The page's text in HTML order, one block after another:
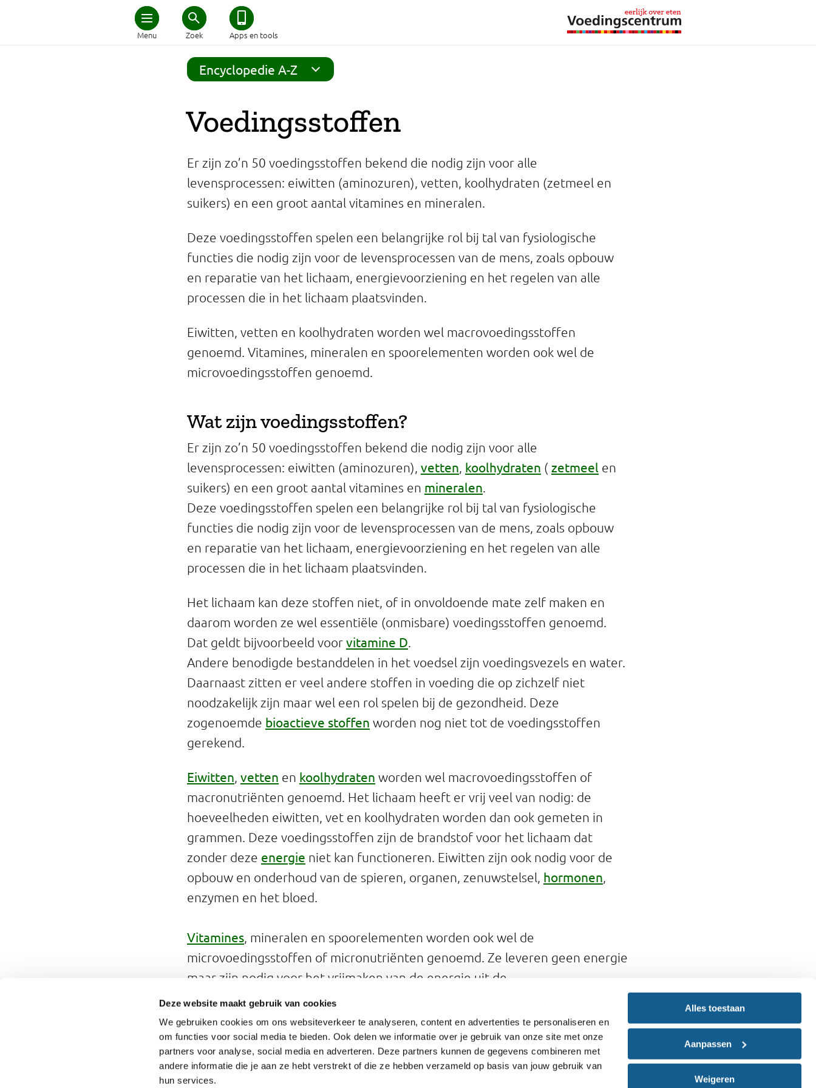
Deze website maakt gebruik van cookies
We gebruiken cookies om ons websiteverkeer te analyseren, content en advertenties te personaliseren en
om functies voor social media te bieden. Ook delen we informatie over je gebruik van onze site met onze
partners voor analyse, social media en adverteren. Deze partners kunnen de gegevens combineren met
andere informatie die je aan ze hebt verstrekt of die ze hebben verzameld op basis van jouw gebruik van
hun services.
Alles toestaan
Aanpassen
Weigeren
Menu Zoek Apps en tools
Home
Schijf van Vijf
Zwanger en kind
Duurzaam eten
Veilig eten
Professionals
Encyclopedie A-Z
Voedingsstoffen
Er zijn zo’n 50 voedingsstoffen bekend die nodig zijn voor alle
levensprocessen: eiwitten (aminozuren), vetten, koolhydraten (zetmeel en
suikers) en een groot aantal vitamines en mineralen.
Deze voedingsstoffen spelen een belangrijke rol bij tal van fysiologische
functies die nodig zijn voor de levensprocessen van de mens, zoals opbouw
en reparatie van het lichaam, energievoorziening en het regelen van alle
processen die in het lichaam plaatsvinden.
Eiwitten, vetten en koolhydraten worden wel macrovoedingsstoffen
genoemd. Vitamines, mineralen en spoorelementen worden ook wel de
microvoedingsstoffen genoemd.
Wat zijn voedingsstoffen?
Er zijn zo’n 50 voedingsstoffen bekend die nodig zijn voor alle
levensprocessen: eiwitten (aminozuren), vetten, koolhydraten ( zetmeel en
suikers) en een groot aantal vitamines en mineralen.
Deze voedingsstoffen spelen een belangrijke rol bij tal van fysiologische
functies die nodig zijn voor de levensprocessen van de mens, zoals opbouw
en reparatie van het lichaam, energievoorziening en het regelen van alle
processen die in het lichaam plaatsvinden.
Het lichaam kan deze stoffen niet, of in onvoldoende mate zelf maken en
daarom worden ze wel essentiële (onmisbare) voedingsstoffen genoemd.
Dat geldt bijvoorbeeld voor vitamine D.
Andere benodigde bestanddelen in het voedsel zijn voedingsvezels en water.
Daarnaast zitten er veel andere stoffen in voeding die op zichzelf niet
noodzakelijk zijn maar wel een rol spelen bij de gezondheid. Deze
zogenoemde bioactieve stoffen worden nog niet tot de voedingsstoffen
gerekend.
Eiwitten, vetten en koolhydraten worden wel macrovoedingsstoffen of
macronutriënten genoemd. Het lichaam heeft er vrij veel van nodig: de
hoeveelheden eiwitten, vet en koolhydraten worden dan ook gemeten in
grammen. Deze voedingsstoffen zijn de brandstof voor het lichaam dat
zonder deze energie niet kan functioneren. Eiwitten zijn ook nodig voor de
opbouw en onderhoud van de spieren, organen, zenuwstelsel, hormonen,
enzymen en het bloed.
Vitamines, mineralen en spoorelementen worden ook wel de
microvoedingsstoffen of micronutriënten genoemd. Ze leveren geen energie
maar zijn nodig voor het vrijmaken van de energie uit de
macrovoedingsstoffen en van de aminozuren uit eiwit. Ook zijn ze belangrijk
bij het goed laten verlopen van veel processen in het lichaam. De
hoeveelheden worden aangegeven in milligrammen (mg) of microgrammen
(mcg).